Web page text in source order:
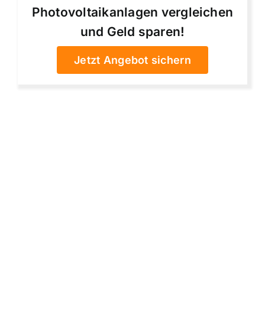
Photovoltaikanlagen vergleichen
und Geld sparen!
Jetzt Angebot sichern